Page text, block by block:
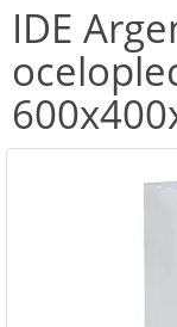
IDE